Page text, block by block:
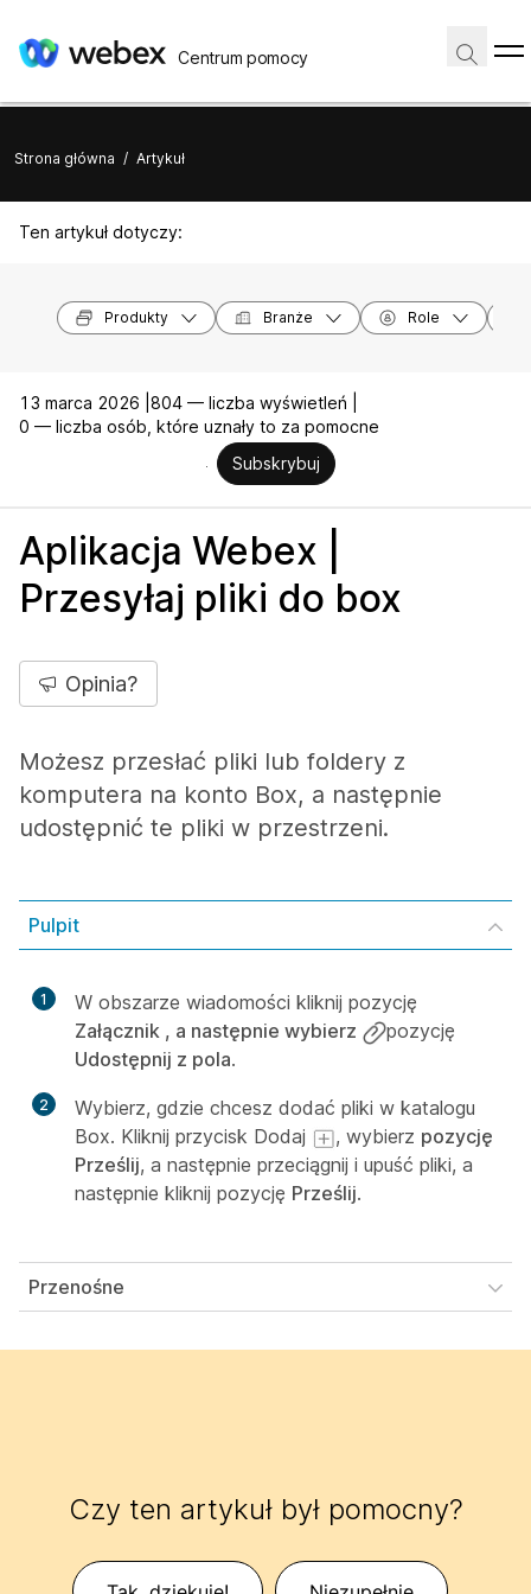
Centrum pomocy
Strona główna / Artykuł
Ten artykuł dotyczy:
Produkty Branże Role
13 marca 2026 | 804 — liczba wyświetleń |
0 — liczba osób, które uznały to za pomocne
Subskrybuj
Aplikacja Webex |
Przesyłaj pliki do box
Opinia?
Możesz przesłać pliki lub foldery z
komputera na konto Box, a następnie
udostępnić te pliki w przestrzeni.
Pulpit
1
W obszarze wiadomości kliknij pozycję
Załącznik , a następnie wybierz
pozycję
Udostępnij z pola.
2
Wybierz, gdzie chcesz dodać pliki w katalogu
Box. Kliknij przycisk Dodaj
, wybierz pozycję
Prześlij, a następnie przeciągnij i upuść pliki, a
następnie kliknij pozycję Prześlij.
Przenośne
Czy ten artykuł był pomocny?